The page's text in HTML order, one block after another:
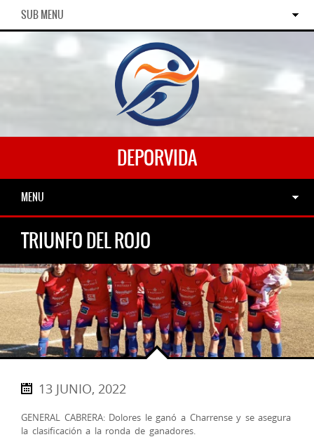
SUB MENU
DEPORVIDA
MENU
TRIUNFO DEL ROJO
13 JUNIO, 2022
GENERAL CABRERA: Dolores le ganó a Charrense y se asegura
la clasificación a la ronda de ganadores.